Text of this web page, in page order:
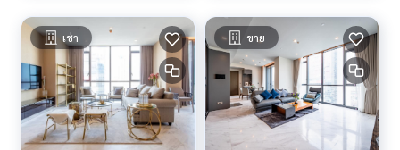
✨Location
- ห้างสรรพสินค้า
The Commons : 850 ม.
Penny’s Balcony : 850 ม.
J Avenue : 1.0 กม.
Nihonmura Mall : 1.3 กม.
เช่า ขาย